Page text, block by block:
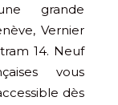
grande
Vernier
14. Neuf
vous
dès